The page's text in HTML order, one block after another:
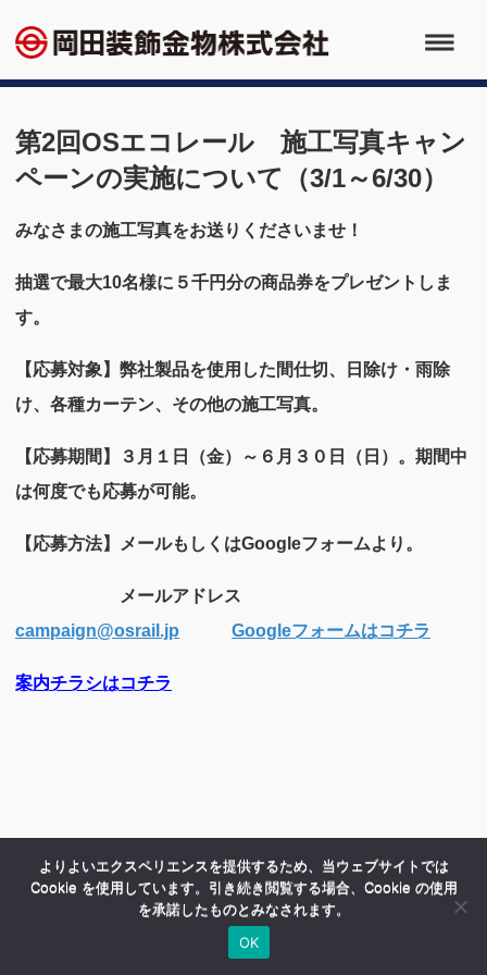
第2回OSエコレール 施工写真キャン
ペーンの実施について（3/1～6/30）
みなさまの施工写真をお送りくださいませ！
抽選で最大10名様に５千円分の商品券をプレゼントしま
す。
【応募対象】 弊社製品を使用した間仕切、日除け・雨除
け、各種カーテン、その他の施工写真。
【応募期間】３月１日（金）～６月３０日（日）。期間中
は何度でも応募が可能。
【応募方法】メールもしくはGoogleフォームより。
メールアドレス
campaign@osrail.jp
Googleフォームはコチラ
案内チラシはコチラ
よりよいエクスペリエンスを提供するため、当ウェブサイトでは
Cookie を使用しています。引き続き閲覧する場合、Cookie の使用
を承諾したものとみなされます。
OK